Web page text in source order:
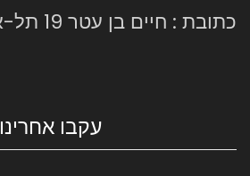
כתובת : חיים בן עטר 19 תל-אביב
עקבו אחרינו